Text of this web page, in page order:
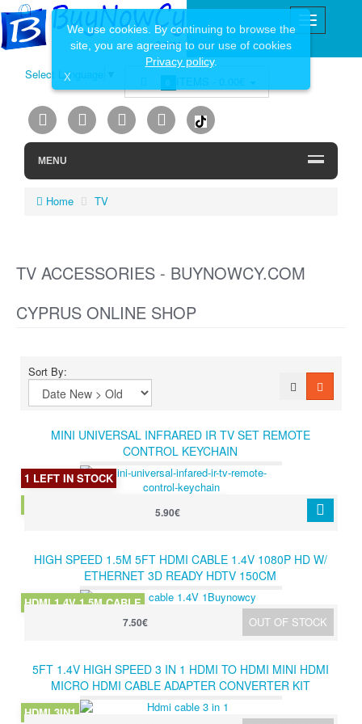
Select Language
0 ITEMS - 0.00€
MENU
Home TV
TV ACCESSORIES - BUYNOWCY.COM
CYPRUS ONLINE SHOP
Sort By:
MINI UNIVERSAL INFRARED IR TV SET REMOTE
CONTROL KEYCHAIN
1 LEFT IN STOCK
5.90€
HIGH SPEED 1.5M 5FT HDMI CABLE 1.4V 1080P HD W/
ETHERNET 3D READY HDTV 150CM
HDMI 1.4V 1.5M CABLE
OUT OF STOCK
7.50€
5FT 1.4V HIGH SPEED 3 IN 1 HDMI TO HDMI MINI HDMI
MICRO HDMI CABLE ADAPTER CONVERTER KIT
HDMI 3IN1
We use cookies. By continuing to browse the
site, you are agreeing to our use of cookies
Privacy policy.
X